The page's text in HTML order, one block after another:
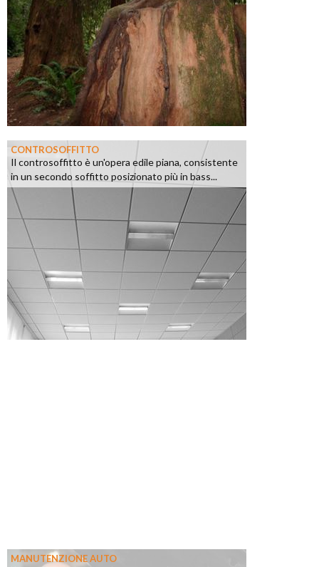
CONTROSOFFITTO
Il controsoffitto è un'opera edile piana, consistente
in un secondo soffitto posizionato più in bass...
MANUTENZIONE AUTO